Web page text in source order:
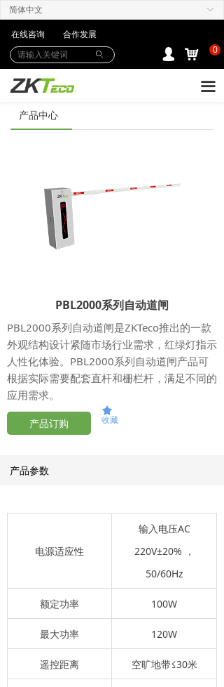
ꀅ
简体中文
在线咨询
낙 0
넙
ꄙ
合作发展
끀
产品中心
解决方案
下载中心
购买/服务Care+
产品中心
PBL2000系列自动道闸
PBL2000系列自动道闸是ZKTeco推出的一款
外观结构设计紧随市场行业需求，红绿灯指示
人性化体验。PBL2000系列自动道闸产品可
根据实际需要配套直杆和栅栏杆，满足不同的
应用需求。
产品订购
产品参数
电源适应性
输入电压AC
220V±20% ，
50/60Hz
额定功率 100W
最大功率 120W
遥控距离 空旷地带≤30米
끄
收藏